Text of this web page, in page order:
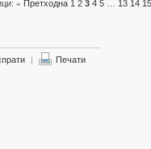
« Претходна 1 2 3 4 5 13 14 15
| Печати